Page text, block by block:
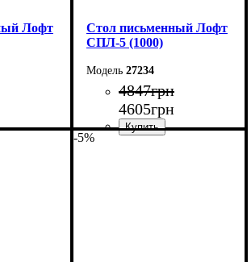
Лофт
Стол письменный Лофт
СПЛ-5 (1000)
27234
4847грн
4605грн
-5%